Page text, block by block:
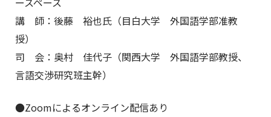
講 師：後藤 裕也氏（目白大学 外国語学部准教
授）
司 会：奥村 佳代子（関西大学 外国語学部教授、
言語交渉研究班主幹）
●Zoomによるオンライン配信あり